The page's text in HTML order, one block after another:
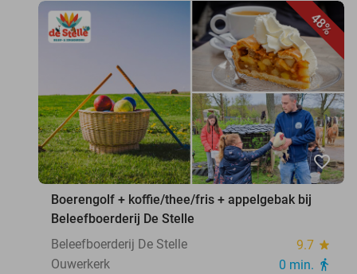
48%
favorite_border
Boerengolf + koffie/thee/fris + appelgebak bij
Beleefboerderij De Stelle
Beleefboerderij De Stelle
9.7 star
Ouwerkerk 0 min. directions_walk